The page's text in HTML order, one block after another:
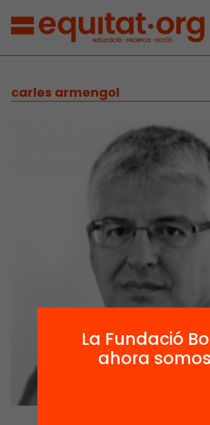
carles armengol
La Fundació
ahora somos